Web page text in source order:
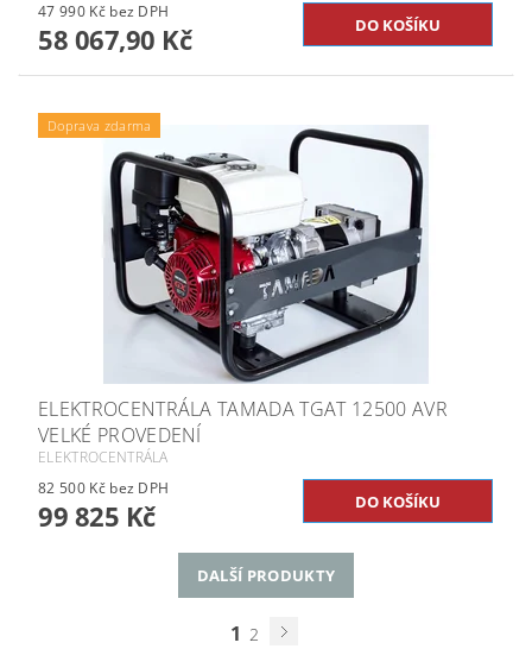
47 990 Kč bez DPH
58 067,90 Kč
Doprava zdarma
ELEKTROCENTRÁLA TAMADA TGAT 12500 AVR
VELKÉ PROVEDENÍ
ELEKTROCENTRÁLA
82 500 Kč bez DPH
99 825 Kč
DALŠÍ PRODUKTY
1 2